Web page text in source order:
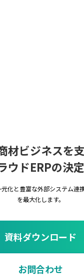
材ビジネスを
ウドERPの決
化と豊富な外部システム連
を最大化します。
資料ダウンロード
お問合わせ